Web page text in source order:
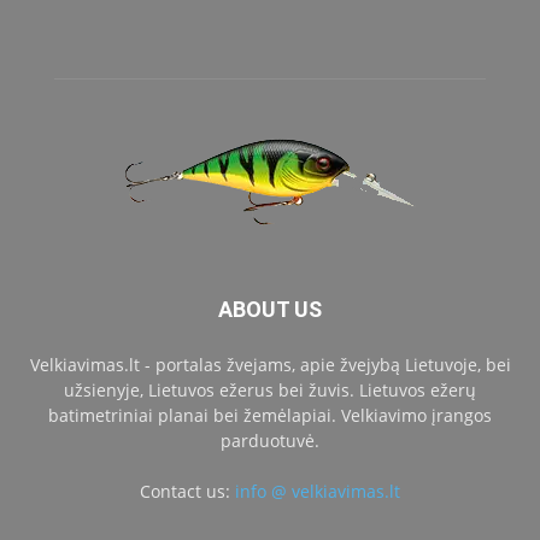
ABOUT US
Velkiavimas.lt - portalas žvejams, apie žvejybą Lietuvoje, bei
užsienyje, Lietuvos ežerus bei žuvis. Lietuvos ežerų
batimetriniai planai bei žemėlapiai. Velkiavimo įrangos
parduotuvė.
Contact us: info @ velkiavimas.lt